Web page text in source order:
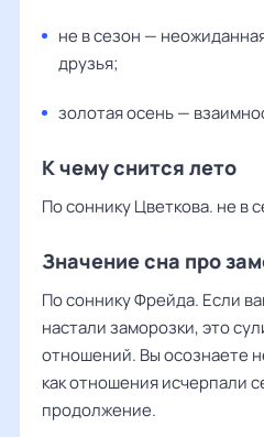
не в сезон —
друзья;
золотая осень —
К чему снится лето
По соннику Цветкова. не в
Значение сна про
По соннику Фрейда. Если
настали заморозки, это
отношений. Вы осознаете
как отношения исчерпали
продолжение.